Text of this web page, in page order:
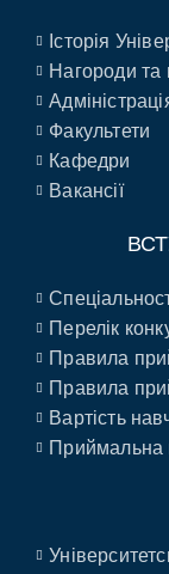
Історія
Нагороди та
Факультети
Кафедри
Вакансії
Перелік
Правила
Правила
Вартість
Приймальна